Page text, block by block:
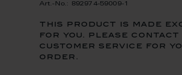
Art.-No.: 892974-59009-1
this product is made
for you. please contact
customer service for
order.